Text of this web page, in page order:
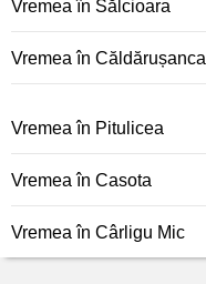
Vremea în Sălcioara
Vremea în Căldărușanca
Vremea în Pitulicea
Vremea în Casota
Vremea în Cârligu Mic